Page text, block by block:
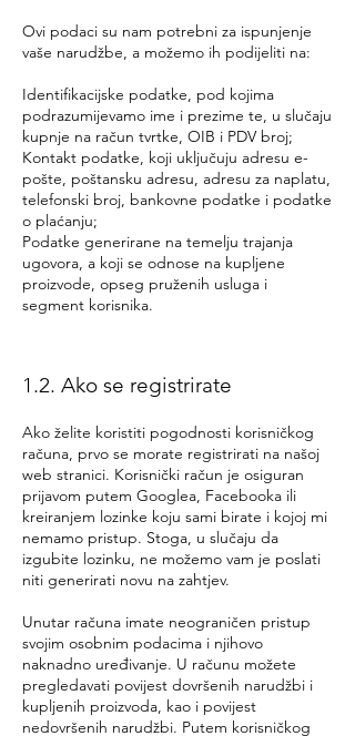
Ovi podaci su nam potrebni za ispunjenje
vaše narudžbe, a možemo ih podijeliti na:
Identifikacijske podatke, pod kojima
podrazumijevamo ime i prezime te, u slučaju
kupnje na račun tvrtke, OIB i PDV broj;
Kontakt podatke, koji uključuju adresu e-
pošte, poštansku adresu, adresu za naplatu,
telefonski broj, bankovne podatke i podatke
o plaćanju;
Podatke generirane na temelju trajanja
ugovora, a koji se odnose na kupljene
proizvode, opseg pruženih usluga i
segment korisnika.
1.2. Ako se registrirate
Ako želite koristiti pogodnosti korisničkog
računa, prvo se morate registrirati na našoj
web stranici. Korisnički račun je osiguran
prijavom putem Googlea, Facebooka ili
kreiranjem lozinke koju sami birate i kojoj mi
nemamo pristup. Stoga, u slučaju da
izgubite lozinku, ne možemo vam je poslati
niti generirati novu na zahtjev.
Unutar računa imate neograničen pristup
svojim osobnim podacima i njihovo
naknadno uređivanje. U računu možete
pregledavati povijest dovršenih narudžbi i
kupljenih proizvoda, kao i povijest
nedovršenih narudžbi. Putem korisničkog